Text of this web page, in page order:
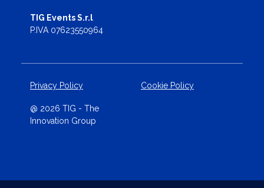
TIG Events S.r.l
P.IVA 07623550964
Privacy Policy Cookie Policy
@ 2026 TIG - The
Innovation Group